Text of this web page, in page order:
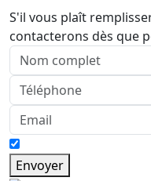
S'il vous plaît
contacterons dès que
Envoyer